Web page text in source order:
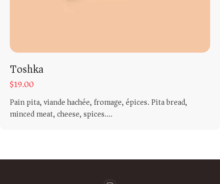
Toshka
$19.00
Pain pita, viande hachée, fromage, épices. Pita bread,
minced meat, cheese, spices....